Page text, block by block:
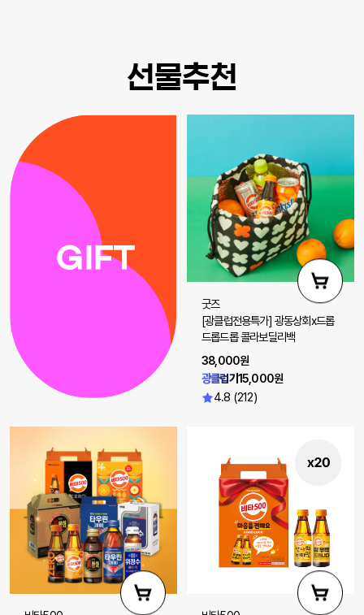
선물추천
굿즈
[광클럽전용특가] 광동상회x드롭
드롭드롭 콜라보딜리백
38,000원
광클럽가15,000원
4.8 (212)